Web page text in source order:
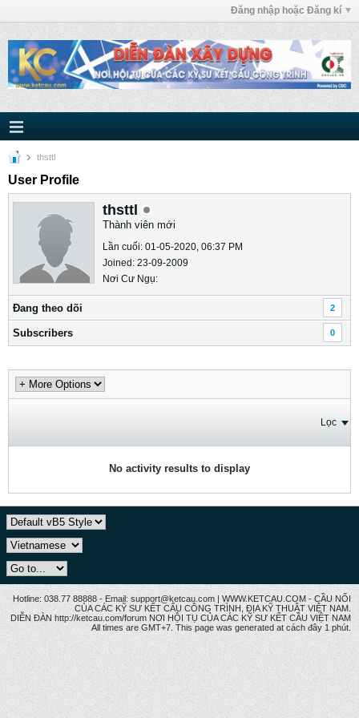
Đăng nhập hoặc Đăng kí
thsttl
User Profile
thsttl
Thành viên mới
Lần cuối: 01-05-2020, 06:37 PM
Joined: 23-09-2009
Nơi Cư Ngụ:
Ðang theo dõi 2
Subscribers 0
Lọc
No activity results to display
Hotline: 038.77 88888 - Email: support@ketcau.com | WWW.KETCAU.COM - CẦU NỐI
CỦA CÁC KỸ SƯ KẾT CẤU CÔNG TRÌNH, ĐỊA KỸ THUẬT VIỆT NAM.
DIỄN ĐÀN http://ketcau.com/forum NƠI HỘI TỤ CỦA CÁC KỸ SƯ KẾT CÂU VIỆT NAM
All times are GMT+7. This page was generated at cách đây 1 phút.